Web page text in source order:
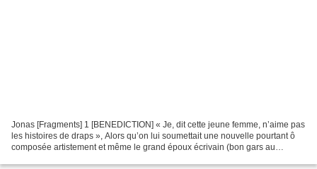
Jonas [Fragments] 1 [BENEDICTION] « Je, dit cette jeune femme, n’aime pas
les histoires de draps », Alors qu’on lui soumettait une nouvelle pourtant ô
composée artistement et même le grand époux écrivain (bon gars au